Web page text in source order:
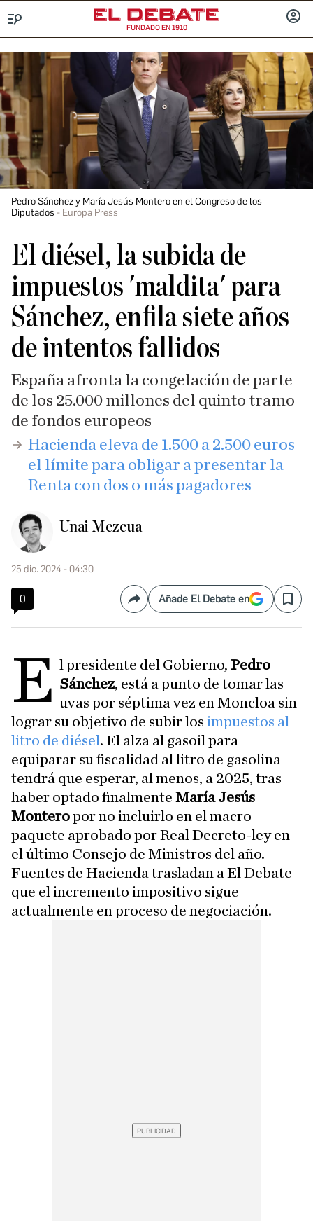
FUNDADO EN 1910
Pedro Sánchez y María Jesús Montero en el Congreso de los
Diputados
Europa Press
El diésel, la subida de
impuestos 'maldita' para
Sánchez, enfila siete años
de intentos fallidos
España afronta la congelación de parte
de los 25.000 millones del quinto tramo
de fondos europeos
​Hacienda eleva de 1.500 a 2.500 euros
el límite para obligar a presentar la
Renta con dos o más pagadores
Unai Mezcua
25 dic. 2024 - 04:30
0 CompartirAñade El Debate en Save
E l presidente del Gobierno,Pedro
Sánchez, está a punto de tomar las
uvas por séptima vez en Moncloa sin
lograr su objetivo de subir los impuestos al
litro de diésel . El alza al gasoil para
equiparar su fiscalidad al litro de gasolina
tendrá que esperar, al menos, a 2025, tras
haber optado finalmente María Jesús
Monteropor no incluirlo en el macro
paquete aprobado por Real Decreto-ley en
el último Consejo de Ministros del año.
Fuentes de Hacienda trasladan a El Debate
que el incremento impositivo sigue
actualmente en proceso de negociación.